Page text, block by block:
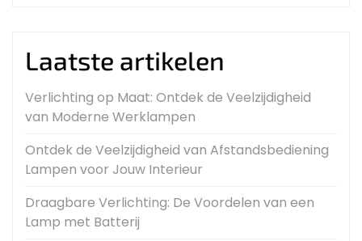
Laatste artikelen
Verlichting op Maat: Ontdek de Veelzijdigheid
van Moderne Werklampen
Ontdek de Veelzijdigheid van Afstandsbediening
Lampen voor Jouw Interieur
Draagbare Verlichting: De Voordelen van een
Lamp met Batterij